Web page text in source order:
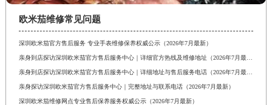
欧米茄维修常见问题
深圳欧米茄官方售后服务 专业手表维修保养权威公示（2026年7月最新）
亲身探访深圳欧米茄官方售后服务中心｜完整地址与联系电话（2026年7月最新）
深圳欧米茄维修网点专业售后保养服务权威公示（2026年7月最新）